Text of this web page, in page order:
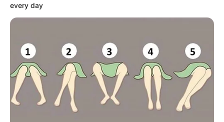
Γιάννης Αντετοκούνμπο
των Μπακς κόντρα στους Καβαλίερς,
καθιστώντας την συμμετοχή του αμφίβολη για
τα επόμενα παιχνίδια, ωστόσο πρόλαβε να
γράψει ιστορία.
every day